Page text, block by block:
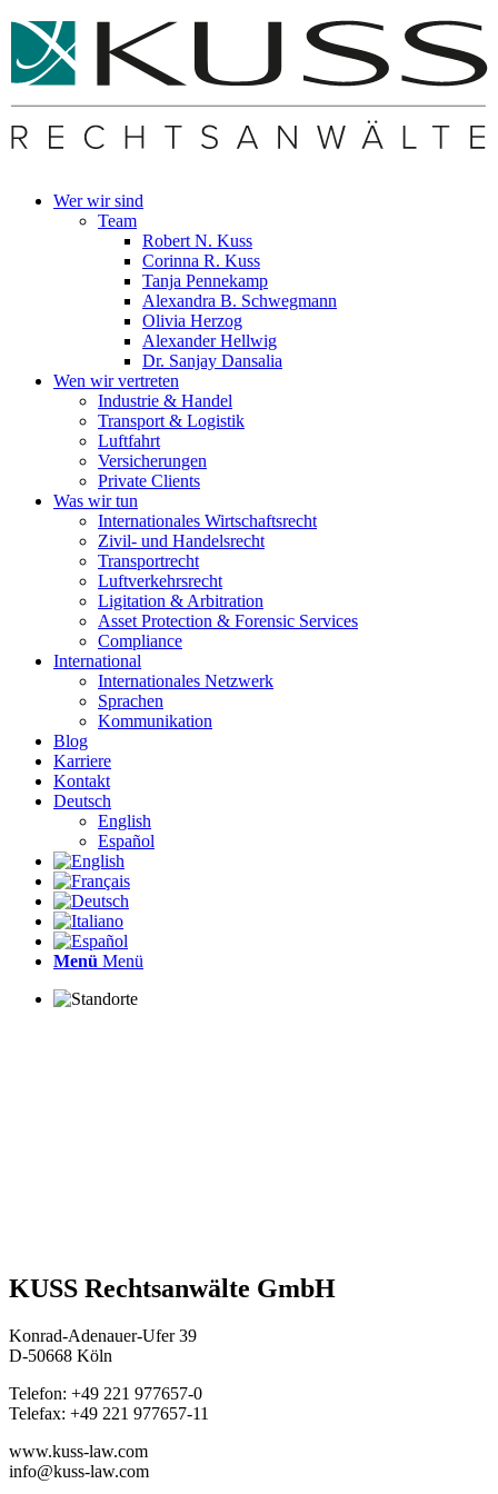
Wer wir sind
Team
Robert N. Kuss
Corinna R. Kuss
Tanja Pennekamp
Alexandra B. Schwegmann
Olivia Herzog
Alexander Hellwig
Dr. Sanjay Dansalia
Wen wir vertreten
Industrie & Handel
Transport & Logistik
Luftfahrt
Versicherungen
Private Clients
Was wir tun
Internationales Wirtschaftsrecht
Zivil- und Handelsrecht
Transportrecht
Luftverkehrsrecht
Ligitation & Arbitration
Asset Protection & Forensic Services
Compliance
International
Internationales Netzwerk
Sprachen
Kommunikation
Blog
Karriere
Kontakt
Deutsch
English
Español
Menü Menü
KUSS Rechtsanwälte GmbH
Konrad-Adenauer-Ufer 39
D-50668 Köln
Telefon: +49 221 977657-0
Telefax: +49 221 977657-11
www.kuss-law.com
info@kuss-law.com